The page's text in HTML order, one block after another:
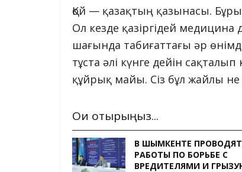
Қой — қазақтың қазынасы.
Ол кезде қазіргідей
шағында табиғаттағы әр
тұста әлі күнге дейін
құйрық майы. Сіз бұл жайлы не
Оқи отырыңыз...
В ШЫМКЕНТЕ
РАБОТЫ ПО БОРЬБЕ С
ВРЕДИТЕЛЯМИ И